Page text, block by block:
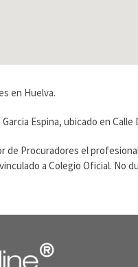
en Huelva.
Espina, ubicado en Calle
de Procuradores el
a Colegio Oficial. No